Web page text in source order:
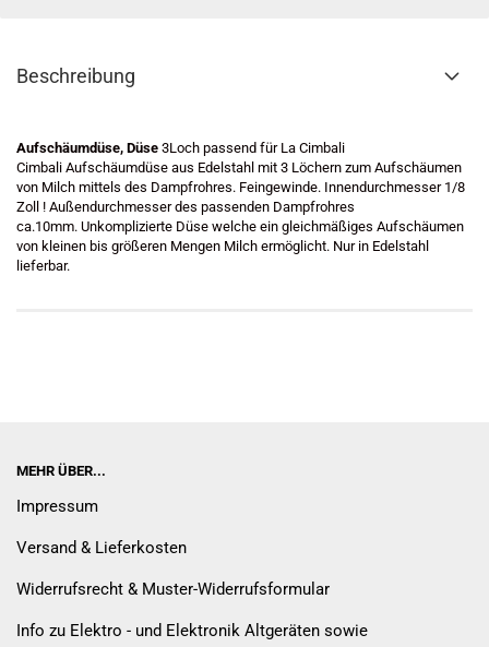
Beschreibung
Aufschäumdüse, Düse 3Loch passend für La Cimbali
Cimbali Aufschäumdüse aus Edelstahl mit 3 Löchern zum Aufschäumen
von Milch mittels des Dampfrohres. Feingewinde. Innendurchmesser 1/8
Zoll ! Außendurchmesser des passenden Dampfrohres
ca.10mm. Unkomplizierte Düse welche ein gleichmäßiges Aufschäumen
von kleinen bis größeren Mengen Milch ermöglicht. Nur in Edelstahl
lieferbar.
MEHR ÜBER...
Impressum
Versand & Lieferkosten
Widerrufsrecht & Muster-Widerrufsformular
Info zu Elektro - und Elektronik Altgeräten sowie